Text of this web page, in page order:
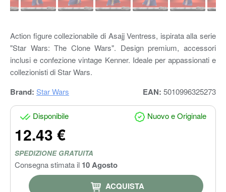
Action figure collezionabile di Asajj Ventress, ispirata alla serie
"Star Wars: The Clone Wars". Design premium, accessori
inclusi e confezione vintage Kenner. Ideale per appassionati e
collezionisti di Star Wars.
Brand: Star Wars EAN: 5010996325273
Disponibile Nuovo e Originale
12.43 €
SPEDIZIONE GRATUITA
Consegna stimata il 10 Agosto
ACQUISTA